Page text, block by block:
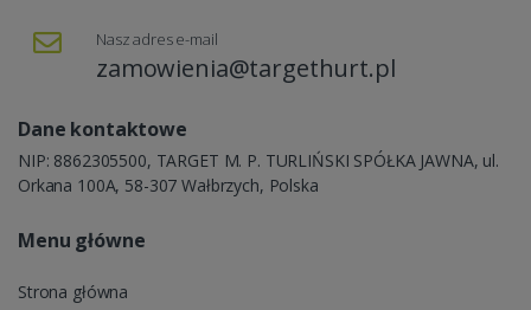
Nasz adres e-mail
zamowienia@targethurt.pl
Dane kontaktowe
NIP: 8862305500, TARGET M. P. TURLIŃSKI SPÓŁKA JAWNA, ul.
Orkana 100A, 58-307 Wałbrzych, Polska
Menu główne
Strona główna